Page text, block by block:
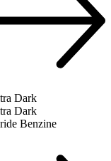
Dark
Benzine
Dark